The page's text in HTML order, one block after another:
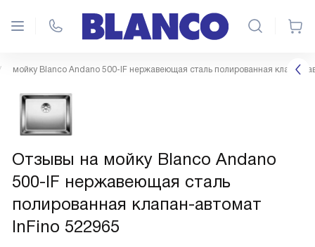
мойку Blanco Andano 500-IF нержавеющая сталь полированная клапан-
Отзывы на мойку Blanco Andano
500-IF нержавеющая сталь
полированная клапан-автомат
InFino 522965